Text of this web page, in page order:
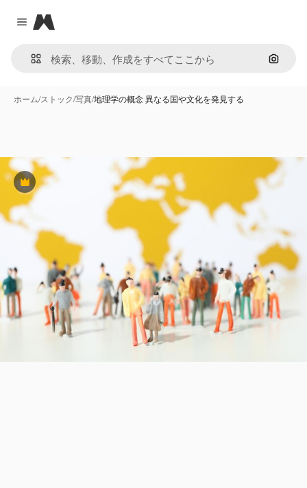
Close menu
Magnific
画像で
ホーム/ストック/写真/地理学の概念 異なる国や文化を発見する
Premium